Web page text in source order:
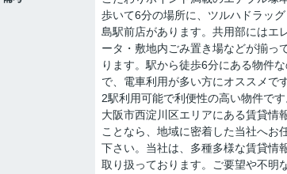
歩いて6分の場所に、ツルハドラッ
島駅前店があります。共用部にはエ
ータ・敷地内ごみ置き場などが揃っ
ります。駅から徒歩6分にある物件
で、電車利用が多い方にオススメです
2駅利用可能で利便性の高い物件です
大阪市西淀川区エリアにある賃貸情
ことなら、地域に密着した当社へお
下さい。当社は、多種多様な賃貸情
取り扱っております。ご要望や不明